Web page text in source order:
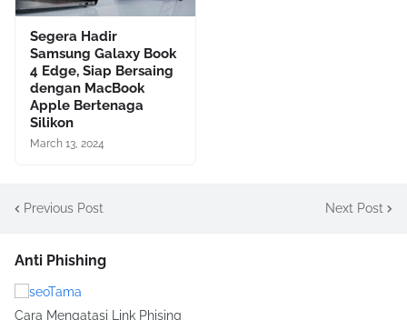
Segera Hadir
Samsung Galaxy Book
4 Edge, Siap Bersaing
dengan MacBook
Apple Bertenaga
Silikon
March 13, 2024
Previous Post Next Post
Anti Phishing
Cara Mengatasi Link Phising